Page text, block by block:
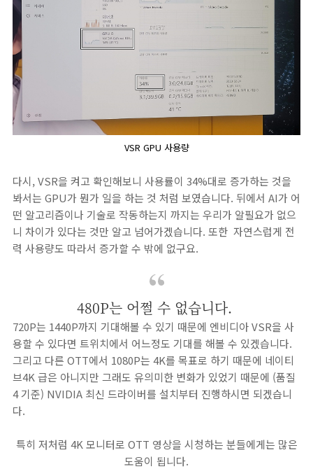
VSR GPU 사용량
다시, VSR을 켜고 확인해보니 사용률이 34%대로 증가하는 것을
봐서는 GPU가 뭔가 일을 하는 것 처럼 보였습니다. 뒤에서 AI가 어
떤 알고리즘이나 기술로 작동하는지 까지는 우리가 알필요가 없으
니 차이가 있다는 것만 알고 넘어가겠습니다. 또한 자연스럽게 전
력 사용량도 따라서 증가할 수 밖에 없구요.
480P는 어쩔 수 없습니다.
720P는 1440P까지 기대해볼 수 있기 때문에 엔비디아 VSR을 사
용할 수 있다면 트위치에서 어느정도 기대를 해볼 수 있겠습니다.
그리고 다른 OTT에서 1080P는 4K를 목표로 하기 때문에 네이티
브4K 급은 아니지만 그래도 유의미한 변화가 있었기 때문에 (품질
4 기준) NVIDIA 최신 드라이버를 설치부터 진행하시면 되겠습니
다.
특히 저처럼 4K 모니터로 OTT 영상을 시청하는 분들에게는 많은
도움이 됩니다.